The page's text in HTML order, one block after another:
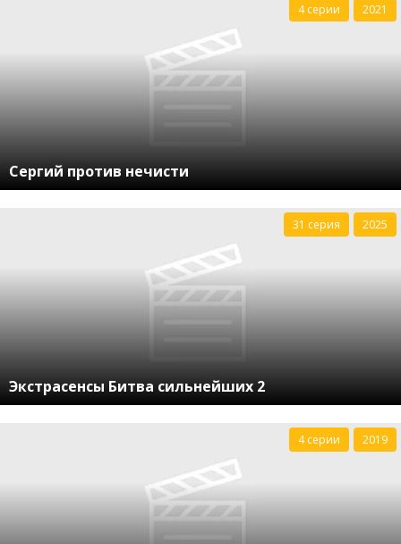
Сергий против нечисти
4 серии 2021
Экстрасенсы Битва сильнейших 2
31 серия 2025
4 серии 2019